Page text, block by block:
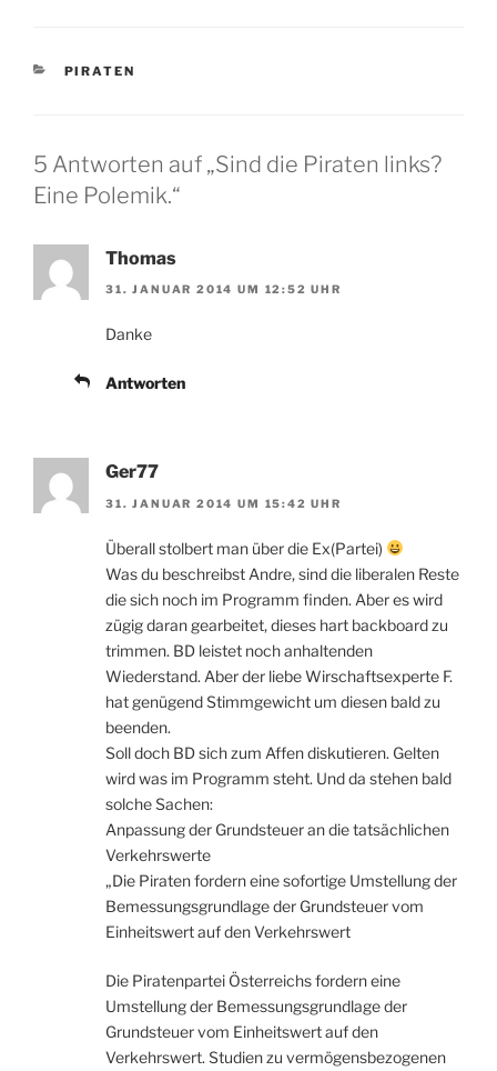
KATEGORIEN
PIRATEN
5 Antworten auf „Sind die Piraten links?
Eine Polemik.“
Thomas
31. JANUAR 2014 UM 12:52 UHR
Danke
Antworten
Ger77
31. JANUAR 2014 UM 15:42 UHR
Überall stolbert man über die Ex(Partei)
Was du beschreibst Andre, sind die liberalen Reste
die sich noch im Programm finden. Aber es wird
zügig daran gearbeitet, dieses hart backboard zu
trimmen. BD leistet noch anhaltenden
Wiederstand. Aber der liebe Wirschaftsexperte F.
hat genügend Stimmgewicht um diesen bald zu
beenden.
Soll doch BD sich zum Affen diskutieren. Gelten
wird was im Programm steht. Und da stehen bald
solche Sachen:
Anpassung der Grundsteuer an die tatsächlichen
Verkehrswerte
„Die Piraten fordern eine sofortige Umstellung der
Bemessungsgrundlage der Grundsteuer vom
Einheitswert auf den Verkehrswert
Die Piratenpartei Österreichs fordern eine
Umstellung der Bemessungsgrundlage der
Grundsteuer vom Einheitswert auf den
Verkehrswert. Studien zu vermögensbezogenen